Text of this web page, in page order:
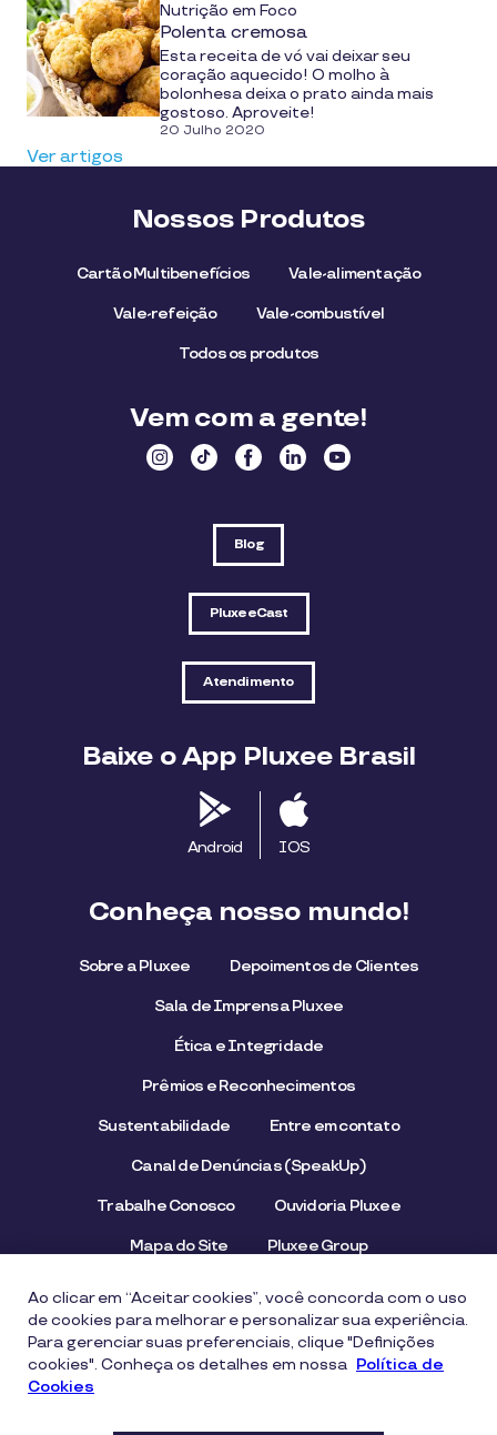
Nutrição em Foco
Polenta cremosa
Esta receita de vó vai deixar seu
coração aquecido! O molho à
bolonhesa deixa o prato ainda mais
gostoso. Aproveite!
20 Julho 2020
Ver artigos
Nossos Produtos
Cartão Multibenefícios Vale-alimentação
Vale-refeição Vale-combustível
Todos os produtos
Vem com a gente!
Blog
PluxeeCast
Atendimento
Baixe o App Pluxee Brasil
Android IOS
Conheça nosso mundo!
Sobre a Pluxee Depoimentos de Clientes
Sala de Imprensa Pluxee
Ética e Integridade
Prêmios e Reconhecimentos
Sustentabilidade Entre em contato
Canal de Denúncias (SpeakUp)
Trabalhe Conosco Ouvidoria Pluxee
Mapa do Site Pluxee Group
Aviso de Privacidade Termos de uso
Ao clicar em “Aceitar cookies”, você concorda com o uso
de cookies para melhorar e personalizar sua experiência.
Para gerenciar suas preferenciais, clique "Definições
cookies". Conheça os detalhes em nossa Política de
Cookies